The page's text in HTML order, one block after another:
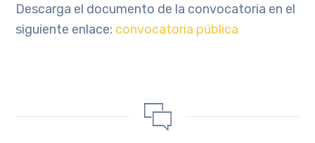
Descarga el documento de la convocatoria en el
siguiente enlace: convocatoria pública